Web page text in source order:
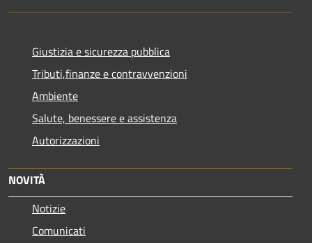
Giustizia e sicurezza pubblica
Tributi,finanze e contravvenzioni
Ambiente
Salute, benessere e assistenza
Autorizzazioni
NOVITÀ
Notizie
Comunicati